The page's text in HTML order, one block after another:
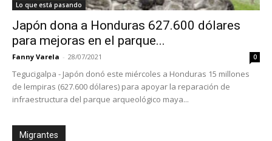
Lo que está pasando
Japón dona a Honduras 627.600 dólares
para mejoras en el parque...
Fanny Varela - 28/07/2021 0
Tegucigalpa - Japón donó este miércoles a Honduras 15 millones
de lempiras (627.600 dólares) para apoyar la reparación de
infraestructura del parque arqueológico maya...
Migrantes